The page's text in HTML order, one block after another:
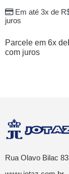
Em até 3x de
juros
Parcele em 6x de
com juros
Rua Olavo Bilac